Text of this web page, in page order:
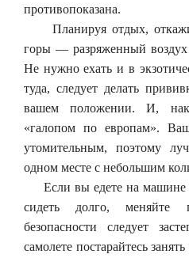
противопоказана.
Планируя отдых,
горы — разряженный
Не нужно ехать и в
туда, следует делать
вашем положении. И,
«галопом по европам».
утомительным, поэтому
одном месте с небольшим
Если вы едете на машине
сидеть долго, меняйте
безопасности следует
самолете постарайтесь